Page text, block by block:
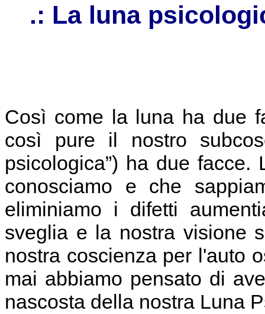
.: La luna
Così come la luna ha due
così pure il nostro
psicologica”) ha due
conosciamo e che
eliminiamo i difetti
sveglia e la nostra visione
nostra coscienza per l'auto
mai abbiamo pensato di
nascosta della nostra Luna